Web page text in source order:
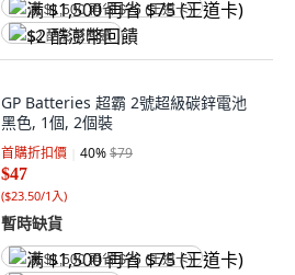
满 $1,500 再省 $75 (王道卡)
$2 酷澎幣回饋
GP Batteries 超霸 2號超級碳鋅電池
黑色, 1個, 2個裝
首購折扣價 40%$79
$47
($23.50/1入)
暫時缺貨
满 $1,500 再省 $75 (王道卡)